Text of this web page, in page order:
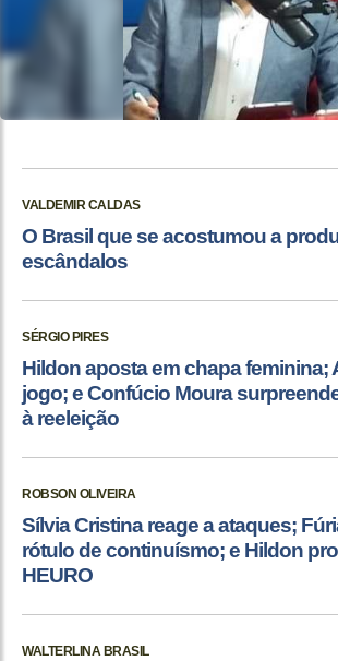
VALDEMIR CALDAS
O Brasil que se acostumou a
escândalos
SÉRGIO PIRES
Hildon aposta em chapa feminina;
jogo; e Confúcio Moura
à reeleição
ROBSON OLIVEIRA
Sílvia Cristina reage a ataques;
rótulo de continuísmo; e Hildon
HEURO
WALTERLINA BRASIL